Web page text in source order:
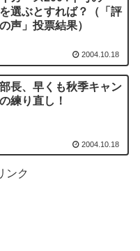
を選ぶとすれば？（「評
声」投票結果）
2004.10.18
長、早くも秋季キャン
練り直し！
2004.10.18
ンク